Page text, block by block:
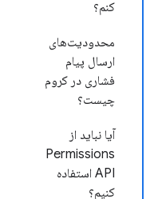
کنم؟
محدودیت‌های
ارسال پیام
فشاری در کروم
چیست؟
آیا نباید از
Permissions
API استفاده
کنیم؟